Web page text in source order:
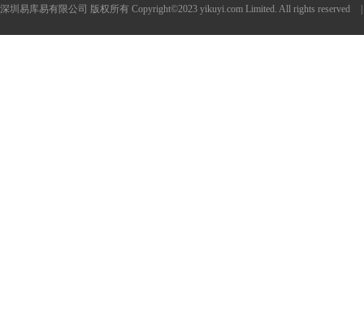
深圳易库易有限公司 版权所有 Copyright©2023 yikuyi.com Limited. All rights reserved